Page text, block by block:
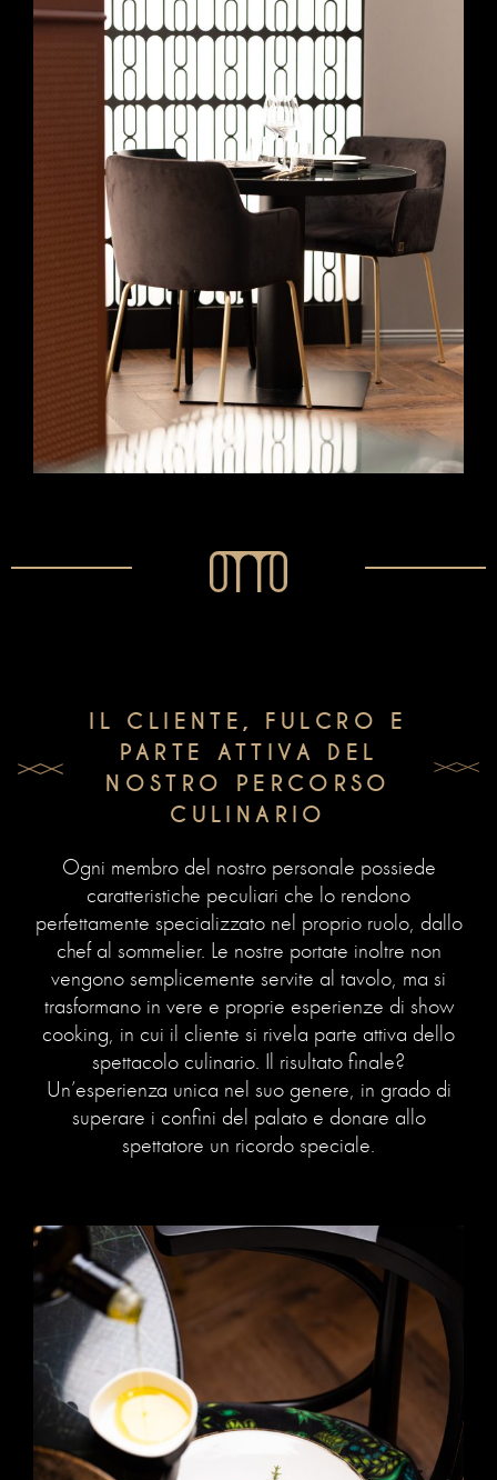
IL CLIENTE, FULCRO E
PARTE ATTIVA DEL
NOSTRO PERCORSO
CULINARIO
Ogni membro del nostro personale possiede
caratteristiche peculiari che lo rendono
perfettamente specializzato nel proprio ruolo, dallo
chef al sommelier. Le nostre portate inoltre non
vengono semplicemente servite al tavolo, ma si
trasformano in vere e proprie esperienze di show
cooking, in cui il cliente si rivela parte attiva dello
spettacolo culinario. Il risultato finale?
Un’esperienza unica nel suo genere, in grado di
superare i confini del palato e donare allo
spettatore un ricordo speciale.